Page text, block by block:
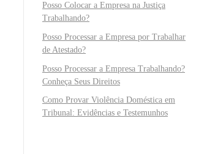
Posso Colocar a Empresa na Justiça
Trabalhando?
Posso Processar a Empresa por Trabalhar
de Atestado?
Posso Processar a Empresa Trabalhando?
Conheça Seus Direitos
Como Provar Violência Doméstica em
Tribunal: Evidências e Testemunhos